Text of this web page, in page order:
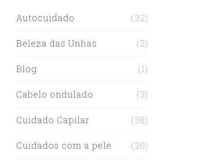
Autocuidado (32)
Beleza das Unhas (2)
Blog (1)
Cabelo ondulado (3)
Cuidado Capilar (38)
Cuidados com a pele (20)